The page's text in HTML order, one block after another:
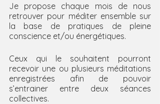
Je propose chaque mois de nous
retrouver pour méditer ensemble sur
la base de pratiques de pleine
conscience et/ou énergétiques.
Ceux qui le souhaitent pourront
recevoir une ou plusieurs méditations
enregistrées afin de pouvoir
s’entrainer entre deux séances
collectives.